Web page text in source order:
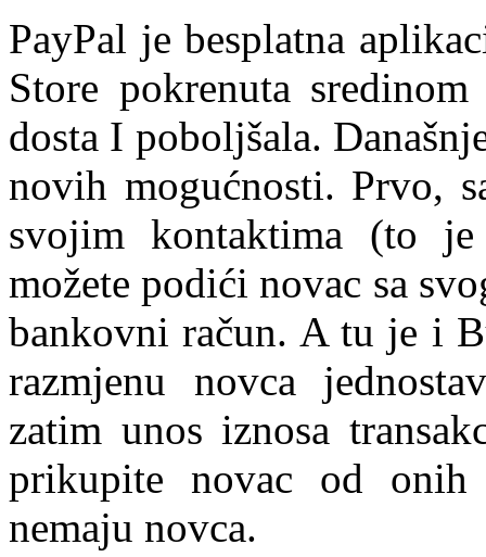
PayPal je besplatna
Store pokrenuta
dosta I poboljšala.
novih mogućnosti. Prvo,
svojim kontaktima (to
možete podići novac sa
bankovni račun. A tu je i
razmjenu novca
zatim unos iznosa
prikupite novac od
nemaju novca.